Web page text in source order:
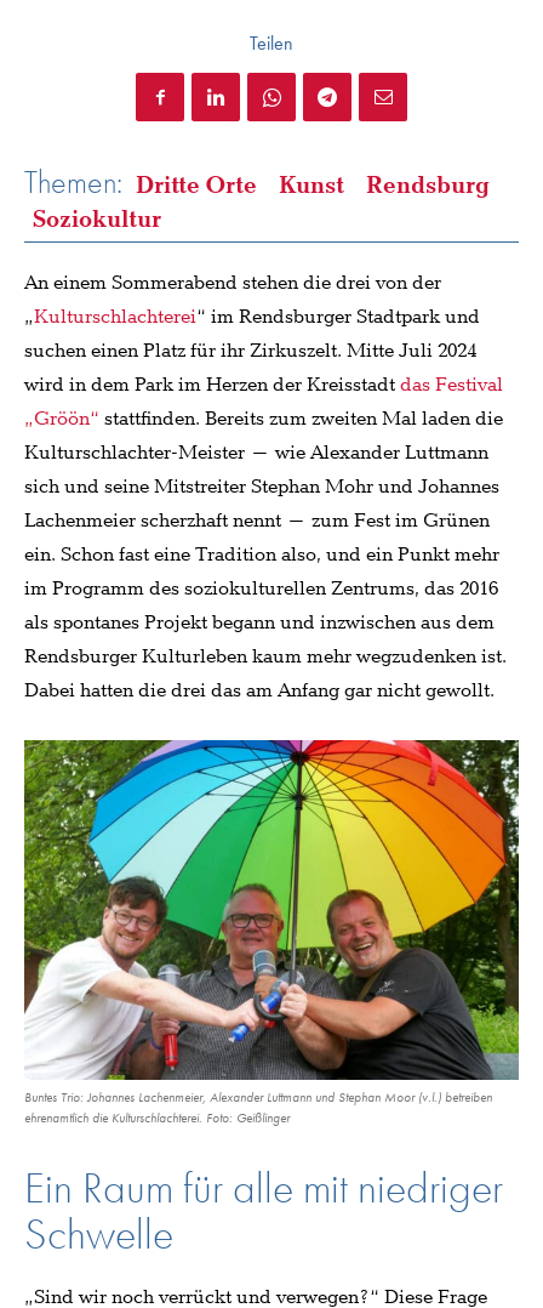
Teilen
Themen: Dritte Orte Kunst
Rendsburg
Soziokultur
An einem Sommerabend stehen die drei von der
„Kulturschlachterei“ im Rendsburger Stadtpark und
suchen einen Platz für ihr Zirkuszelt. Mitte Juli 2024
wird in dem Park im Herzen der Kreisstadtdas Festival
„Gröön“ stattfinden. Bereits zum zweiten Mal laden die
Kulturschlachter-Meister – wie Alexander Luttmann
sich und seine Mitstreiter Stephan Mohr und Johannes
Lachenmeier scherzhaft nennt – zum Fest im Grünen
ein. Schon fast eine Tradition also, und ein Punkt mehr
im Programm des soziokulturellen Zentrums, das 2016
als spontanes Projekt begann und inzwischen aus dem
Rendsburger Kulturleben kaum mehr wegzudenken ist.
Dabei hatten die drei das am Anfang gar nicht gewollt.
Buntes Trio: Johannes Lachenmeier, Alexander Luttmann und Stephan Moor (v.l.) betreiben
ehrenamtlich die Kulturschlachterei. Foto: Geißlinger
Ein Raum für alle mit niedriger
Schwelle
„Sind wir noch verrückt und verwegen?“ Diese Frage